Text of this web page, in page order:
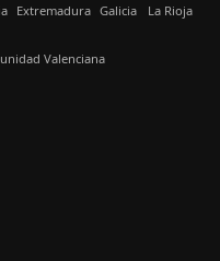
Extremadura Galicia La Rioja
Valenciana